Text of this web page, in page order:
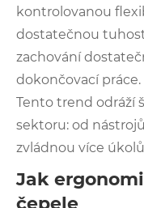
kontrolovanou
dostatečnou
zachování
dokončovací práce.
Tento trend odráží
sektoru: od
zvládnou více
Jak
čepele